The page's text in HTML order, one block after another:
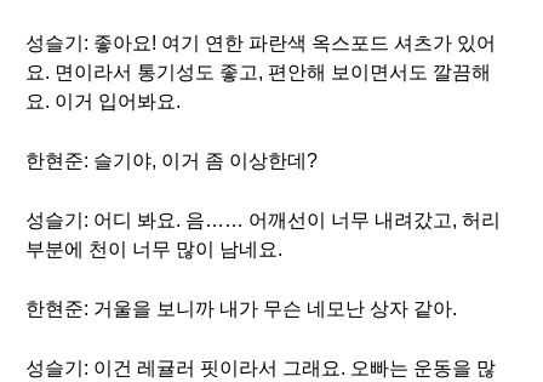
성슬기: 좋아요! 여기 연한 파란색 옥스포드 셔츠가 있어
요. 면이라서 통기성도 좋고, 편안해 보이면서도 깔끔해
요. 이거 입어봐요.
한현준: 슬기야, 이거 좀 이상한데?
성슬기: 어디 봐요. 음…… 어깨선이 너무 내려갔고, 허리
부분에 천이 너무 많이 남네요.
한현준: 거울을 보니까 내가 무슨 네모난 상자 같아.
성슬기: 이건 레귤러 핏이라서 그래요. 오빠는 운동을 많